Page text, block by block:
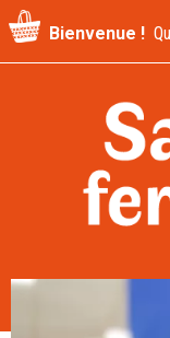
Recherche
pour
Bienvenue !